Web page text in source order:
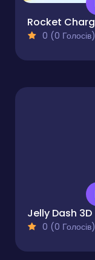
0 (0 Голосів)
Jelly Dash 3D
0 (0 Голосів)